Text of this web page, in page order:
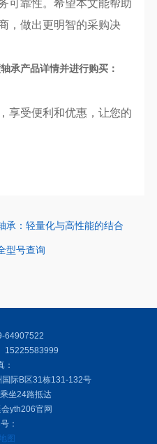
可靠性。希望本文能帮助
，做出更明智的采购决
承产品详情并进行购买：
享受便利和优惠，让您的
承：轻量化与高性能的结合
型号查询
64907522
：
际B区31栋131-132号
坐24路抵达
yth206官网
：
图